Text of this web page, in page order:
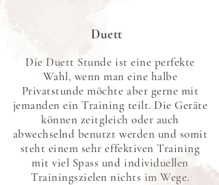
Duett
Die Duett Stunde ist eine perfekte
Wahl, wenn man eine halbe
Privatstunde möchte aber gerne mit
jemanden ein Training teilt. Die Geräte
können zeitgleich oder auch
abwechselnd benutzt werden und somit
steht einem sehr effektiven Training
mit viel Spass und individuellen
Trainingszielen nichts im Wege.